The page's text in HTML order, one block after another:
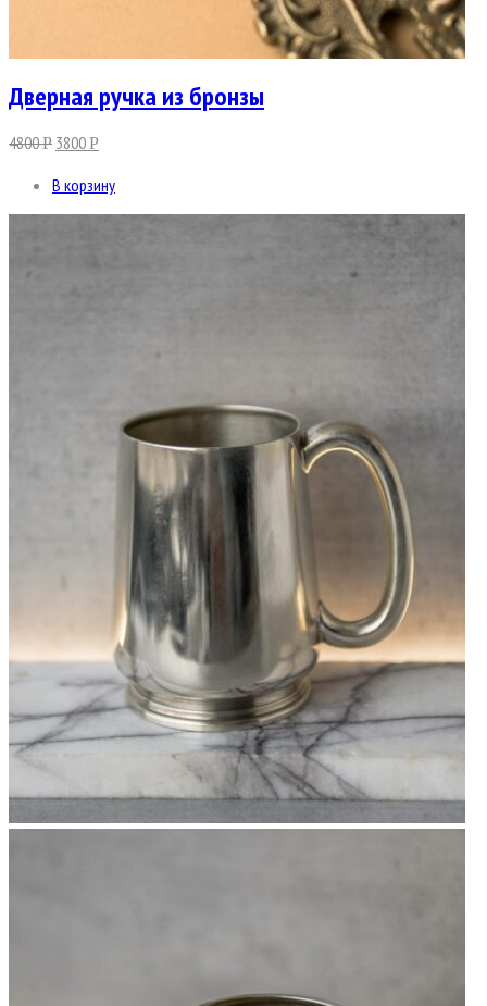
Дверная ручка из бронзы
4800Р 3800Р
В корзину